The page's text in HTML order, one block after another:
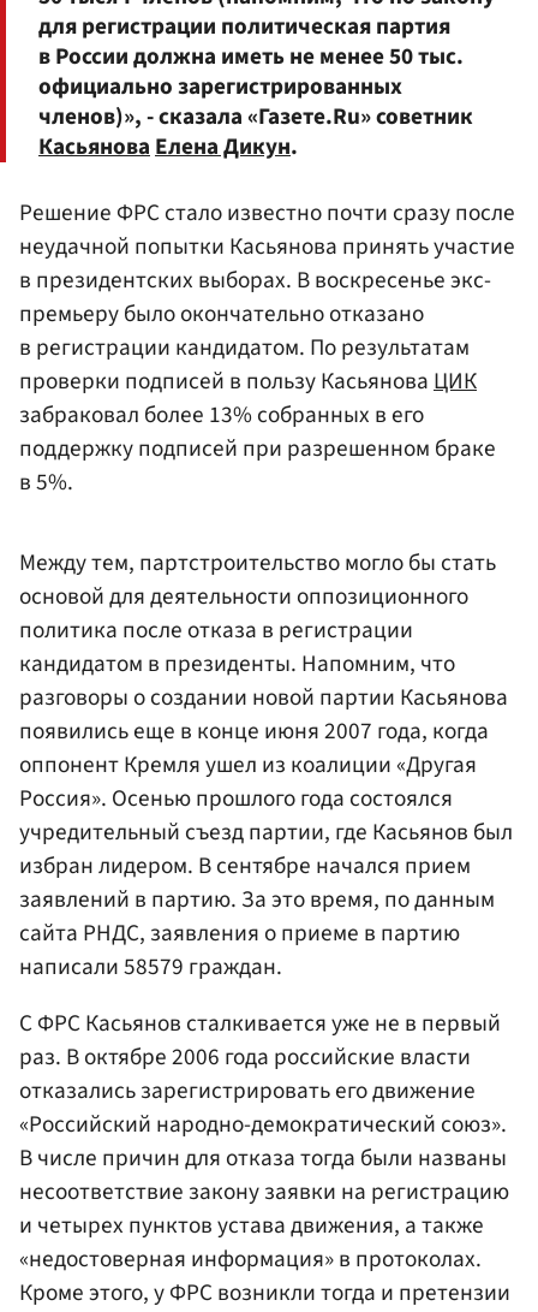
для регистрации политическая партия
в России должна иметь не менее 50 тыс.
официально зарегистрированных
членов)», - сказала «Газете.Ru» советник
КасьяноваЕлена Дикун.
Решение ФРС стало известно почти сразу после
неудачной попытки Касьянова принять участие
в президентских выборах. В воскресенье экс-
премьеру было окончательно отказано
в регистрации кандидатом. По результатам
проверки подписей в пользу КасьяноваЦИК
забраковал более 13% собранных в его
поддержку подписей при разрешенном браке
в 5%.
Между тем, партстроительство могло бы стать
основой для деятельности оппозиционного
политика после отказа в регистрации
кандидатом в президенты. Напомним, что
разговоры о создании новой партии Касьянова
появились еще в конце июня 2007 года, когда
оппонент Кремля ушел из коалиции «Другая
Россия». Осенью прошлого года состоялся
учредительный съезд партии, где Касьянов был
избран лидером. В сентябре начался прием
заявлений в партию. За это время, по данным
сайта РНДС, заявления о приеме в партию
написали 58579 граждан.
С ФРС Касьянов сталкивается уже не в первый
раз. В октябре 2006 года российские власти
отказались зарегистрировать его движение
«Российский народно-демократический союз».
В числе причин для отказа тогда были названы
несоответствие закону заявки на регистрацию
и четырех пунктов устава движения, а также
«недостоверная информация» в протоколах.
Кроме этого, у ФРС возникли тогда и претензии